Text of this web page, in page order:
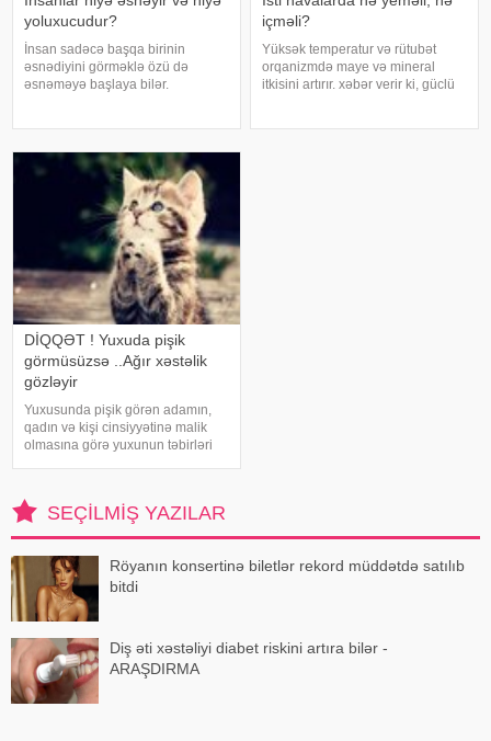
yoluxucudur?
İnsan sadəcə başqa birinin
əsnədiyini görməklə özü də
əsnəməyə başlaya bilər.
verir ki, əsnəmək insan
orqanizminin ən adi
içməli?
Yüksək temperatur və rütubət
orqanizmdə maye və mineral
itkisini artırır. xəbər verir ki, güclü
DİQQƏT ! Yuxuda pişik
görmüsüzsə ..Ağır xəstəlik
gözləyir
Yuxusunda pişik görən adamın,
qadın və kişi cinsiyyətinə malik
olmasına görə yuxunun təbirləri
həyatında diqqətsiz bir şəxsiyyətə
sahib olduğu, ətrafındak
SEÇILMIŞ YAZILAR
Röyanın konsertinə biletlər rekord müddətdə satılıb
bitdi
Diş əti xəstəliyi diabet riskini artıra bilər -
ARAŞDIRMA